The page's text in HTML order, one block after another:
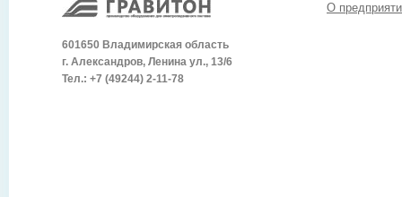
601650 Владимирская область
г. Александров, Ленина ул., 13/6
Тел.: +7 (49244) 2-11-78
О